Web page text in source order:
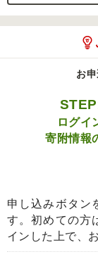
お
ログイ
寄附情報
申し込みボタン
す。初めての方
インした上で、